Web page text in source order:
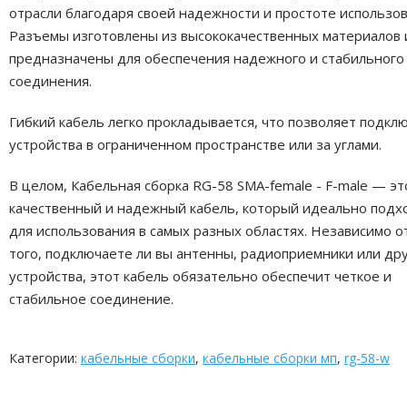
отрасли благодаря своей надежности и простоте
Разъемы изготовлены из высококачественных материалов
предназначены для обеспечения надежного и стабильного
соединения.
Гибкий кабель легко прокладывается, что позволяет
устройства в ограниченном пространстве или за углами.
В целом, Кабельная сборка RG-58 SMA-female - F-male —
качественный и надежный кабель, который идеально
для использования в самых разных областях. Независимо
того, подключаете ли вы антенны, радиоприемники или
устройства, этот кабель обязательно обеспечит четкое и
стабильное соединение.
Категории: кабельные сборки, кабельные сборки мп, rg-58-w